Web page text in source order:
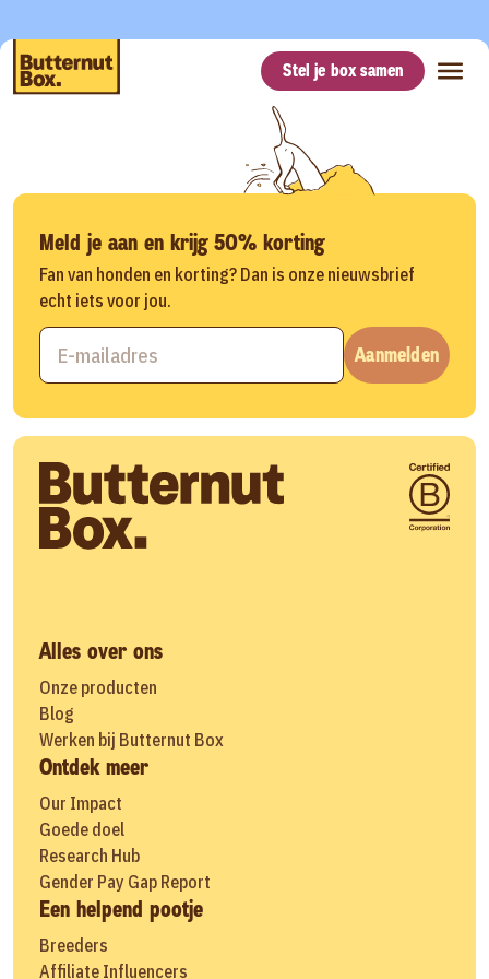
Stel je box samen
Meld je aan en krijg 50% korting
Fan van honden en korting? Dan is onze nieuwsbrief
echt iets voor jou.
Aanmelden
Alles over ons
Onze producten
Blog
Werken bij Butternut Box
Ontdek meer
Our Impact
Goede doel
Research Hub
Gender Pay Gap Report
Een helpend pootje
Breeders
Affiliate Influencers